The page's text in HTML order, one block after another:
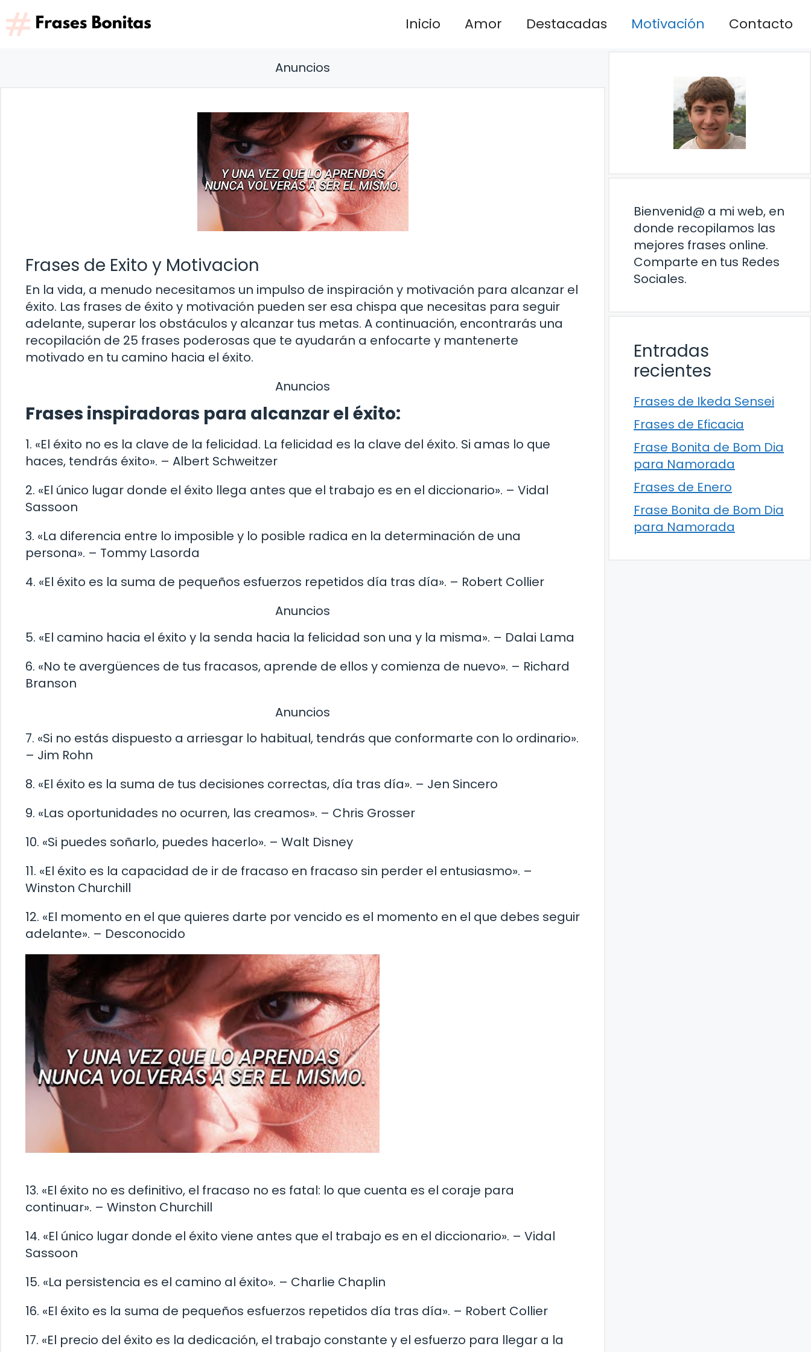
Saltar
al
contenido
Inicio Amor Destacadas Motivación Contacto
Anuncios
Frases de Exito y Motivacion
En la vida, a menudo necesitamos un impulso de inspiración y motivación para alcanzar el
éxito. Las frases de éxito y motivación pueden ser esa chispa que necesitas para seguir
adelante, superar los obstáculos y alcanzar tus metas. A continuación, encontrarás una
recopilación de 25 frases poderosas que te ayudarán a enfocarte y mantenerte
motivado en tu camino hacia el éxito.
Anuncios
Frases inspiradoras para alcanzar el éxito:
1. «El éxito no es la clave de la felicidad. La felicidad es la clave del éxito. Si amas lo que
haces, tendrás éxito». – Albert Schweitzer
2. «El único lugar donde el éxito llega antes que el trabajo es en el diccionario». – Vidal
Sassoon
3. «La diferencia entre lo imposible y lo posible radica en la determinación de una
persona». – Tommy Lasorda
4. «El éxito es la suma de pequeños esfuerzos repetidos día tras día». – Robert Collier
Anuncios
5. «El camino hacia el éxito y la senda hacia la felicidad son una y la misma». – Dalai Lama
6. «No te avergüences de tus fracasos, aprende de ellos y comienza de nuevo». – Richard
Branson
Anuncios
7. «Si no estás dispuesto a arriesgar lo habitual, tendrás que conformarte con lo ordinario».
– Jim Rohn
8. «El éxito es la suma de tus decisiones correctas, día tras día». – Jen Sincero
9. «Las oportunidades no ocurren, las creamos». – Chris Grosser
10. «Si puedes soñarlo, puedes hacerlo». – Walt Disney
11. «El éxito es la capacidad de ir de fracaso en fracaso sin perder el entusiasmo». –
Winston Churchill
12. «El momento en el que quieres darte por vencido es el momento en el que debes seguir
adelante». – Desconocido
13. «El éxito no es definitivo, el fracaso no es fatal: lo que cuenta es el coraje para
continuar». – Winston Churchill
14. «El único lugar donde el éxito viene antes que el trabajo es en el diccionario». – Vidal
Sassoon
15. «La persistencia es el camino al éxito». – Charlie Chaplin
16. «El éxito es la suma de pequeños esfuerzos repetidos día tras día». – Robert Collier
17. «El precio del éxito es la dedicación, el trabajo constante y el esfuerzo para llegar a la
Bienvenid@ a mi web, en
donde recopilamos las
mejores frases online.
Comparte en tus Redes
Sociales.
Entradas
recientes
Frases de Ikeda Sensei
Frases de Eficacia
Frase Bonita de Bom Dia
para Namorada
Frases de Enero
Frase Bonita de Bom Dia
para Namorada